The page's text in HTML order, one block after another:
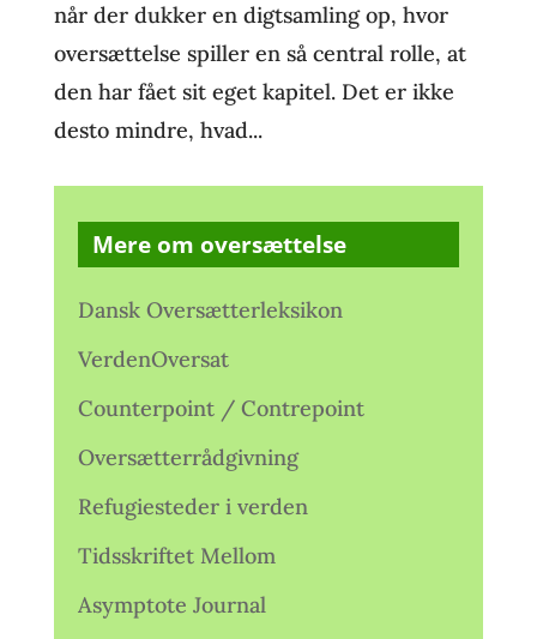
når der dukker en digtsamling op, hvor
oversættelse spiller en så central rolle, at
den har fået sit eget kapitel. Det er ikke
desto mindre, hvad...
Mere om oversættelse
Dansk Oversætterleksikon
VerdenOversat
Counterpoint / Contrepoint
Oversætterrådgivning
Refugiesteder i verden
Tidsskriftet Mellom
Asymptote Journal